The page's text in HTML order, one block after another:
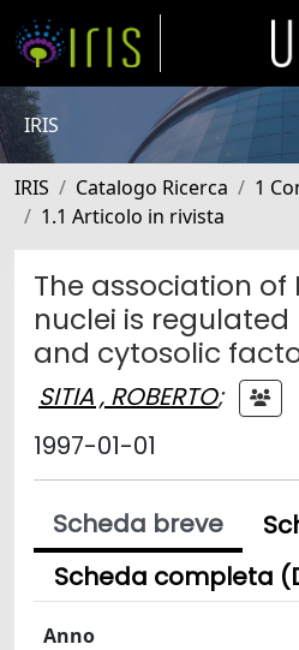
IRIS
IRIS Catalogo Ricerca
1
1.1 Articolo in rivista
The association of
nuclei is regulated
and cytosolic
SITIA , ROBERTO;
1997-01-01
Scheda breve
Scheda completa
Anno